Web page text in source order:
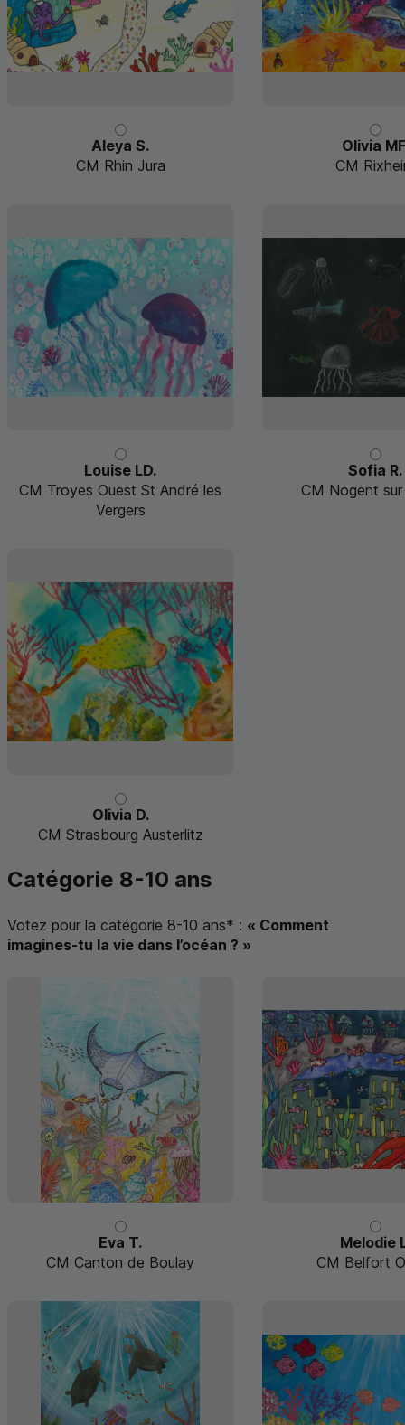
Aleya S.
CM Rhin Jura
Olivia
CM
Louise LD.
CM Troyes Ouest St André les
Vergers
Sofia R.
CM Nogent
Olivia D.
CM Strasbourg Austerlitz
Catégorie 8-10 ans
Votez pour la catégorie 8-10 ans* : « Comment
imagines-tu la vie dans l’océan ? »
Eva T.
CM Canton de Boulay
Melodie
CM Belfort